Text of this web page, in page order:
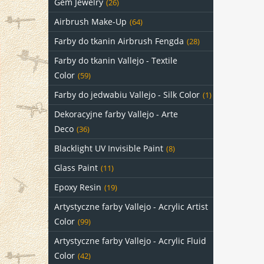
(26)
Airbrush Make-Up (64)
Farby do tkanin Airbrush Fengda (28)
Farby do tkanin Vallejo - Textile
Color (59)
Farby do jedwabiu Vallejo - Silk Color (1)
Dekoracyjne farby Vallejo - Arte
Deco (36)
Blacklight UV Invisible Paint (8)
Glass Paint (11)
Epoxy Resin (19)
Artystyczne farby Vallejo - Acrylic Artist
Color (99)
Artystyczne farby Vallejo - Acrylic Fluid
Color (42)